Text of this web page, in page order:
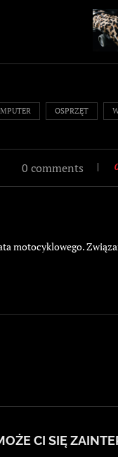
OSPRZĘT
0 comments
motocyklowego.
CI SIĘ